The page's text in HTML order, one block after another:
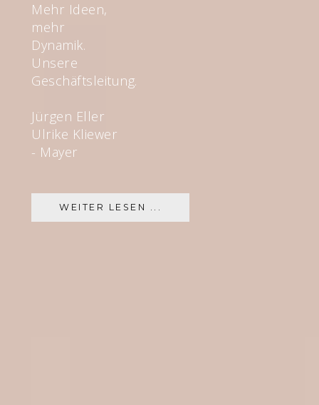
Mehr Ideen,
mehr
Dynamik.
Unsere
Geschäftsleitung.
Jürgen Eller
Ulrike Kliewer
- Mayer
WEITER LESEN ...